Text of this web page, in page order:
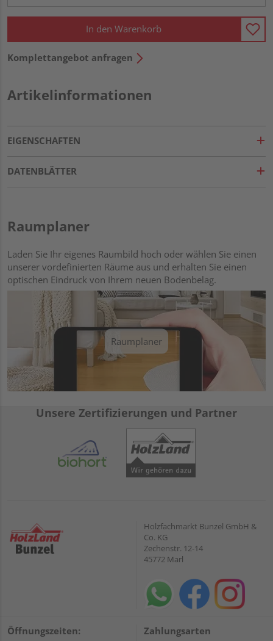
In den Warenkorb
Komplettangebot anfragen
Artikelinformationen
EIGENSCHAFTEN
DATENBLÄTTER
Raumplaner
Laden Sie Ihr eigenes Raumbild hoch oder wählen Sie einen
unserer vordefinierten Räume aus und erhalten Sie einen
optischen Eindruck von Ihrem neuen Bodenbelag.
Raumplaner
Unsere Zertifizierungen und Partner
Holzfachmarkt Bunzel GmbH &
Co. KG
Zechenstr. 12-14
45772 Marl
Öffnungszeiten: Zahlungsarten